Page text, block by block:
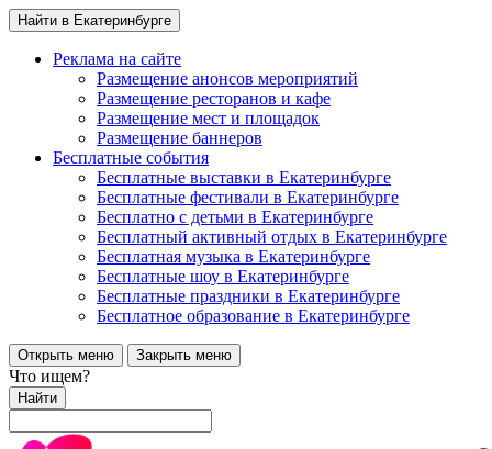
Найти в Екатеринбурге
Реклама на сайте
Размещение анонсов мероприятий
Размещение ресторанов и кафе
Размещение мест и площадок
Размещение баннеров
Бесплатные события
Бесплатные выставки в Екатеринбурге
Бесплатные фестивали в Екатеринбурге
Бесплатно с детьми в Екатеринбурге
Бесплатный активный отдых в Екатеринбурге
Бесплатная музыка в Екатеринбурге
Бесплатные шоу в Екатеринбурге
Бесплатные праздники в Екатеринбурге
Бесплатное образование в Екатеринбурге
Открыть меню Закрыть меню
Что ищем?
Найти